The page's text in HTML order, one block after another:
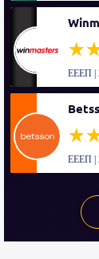
ΕΕΕΠ
ΕΕΕΠ